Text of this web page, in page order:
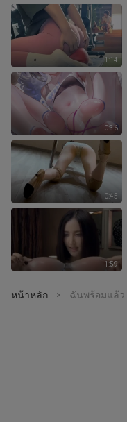
1:14
0:36
0:45
1:59
หน้าหลัก > ฉันพร้อมแล้ว